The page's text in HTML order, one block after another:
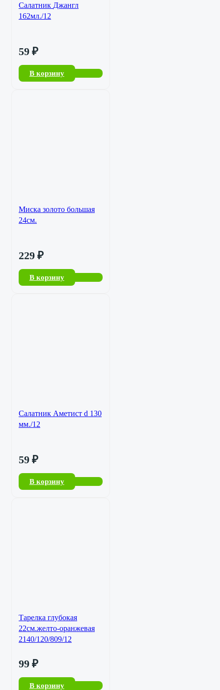
Салатник Джангл
162мл./12
59 ₽
В корзину
Миска золото большая
24см.
229 ₽
В корзину
Салатник Аметист d 130
мм./12
59 ₽
В корзину
Тарелка глубокая
22см.желто-оранжевая
2140/120/809/12
99 ₽
В корзину